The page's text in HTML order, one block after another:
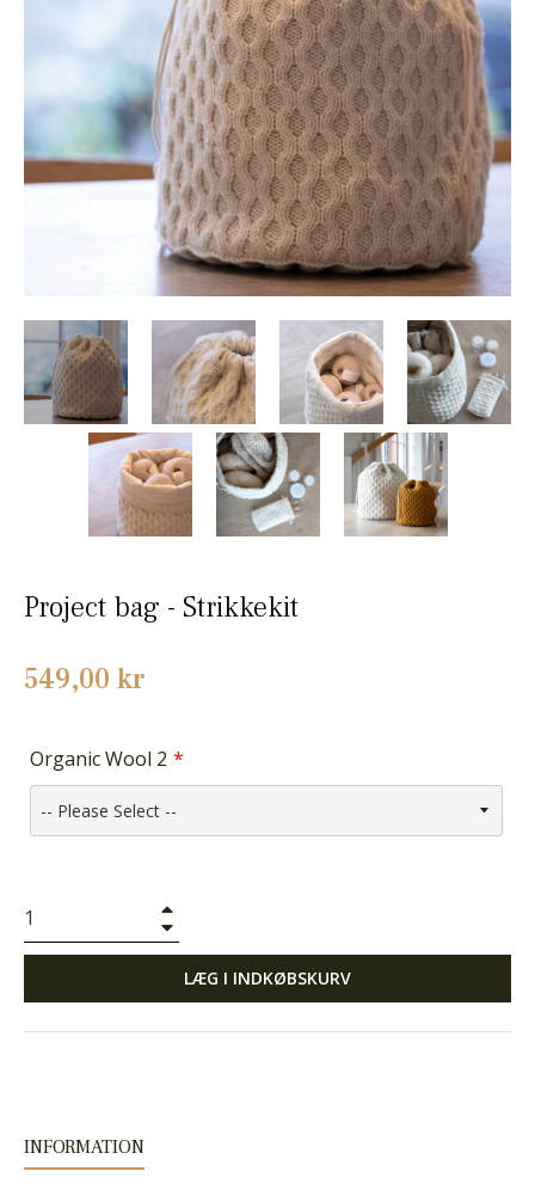
Project bag - Strikkekit
Normalpris
549,00 kr
Organic Wool 2
LÆG I INDKØBSKURV
INFORMATION